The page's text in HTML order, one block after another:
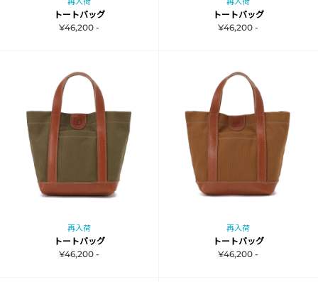
トートバッグ
¥46,200 -
トートバッグ
¥46,200 -
再入荷
トートバッグ
¥46,200 -
再入荷
トートバッグ
¥46,200 -